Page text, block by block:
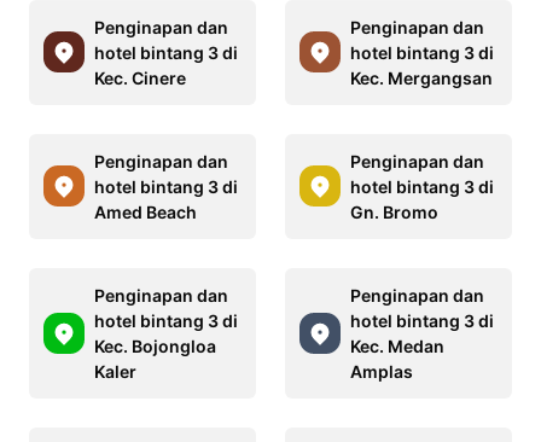
Penginapan dan
hotel bintang 3 di
Kec. Cinere
Penginapan dan
hotel bintang 3 di
Kec. Mergangsan
Penginapan dan
hotel bintang 3 di
Amed Beach
Penginapan dan
hotel bintang 3 di
Gn. Bromo
Penginapan dan
hotel bintang 3 di
Kec. Bojongloa
Kaler
Penginapan dan
hotel bintang 3 di
Kec. Medan
Amplas